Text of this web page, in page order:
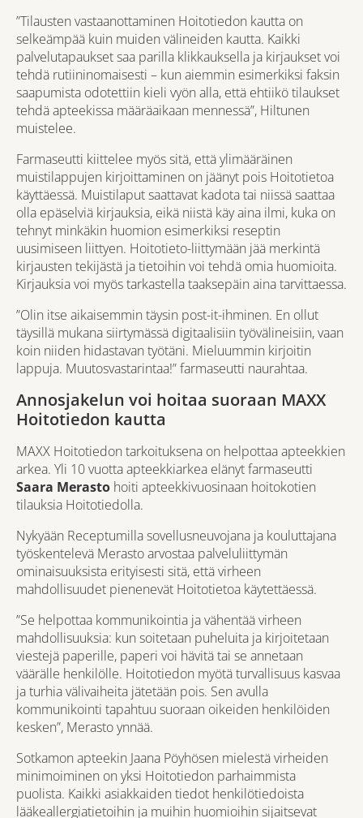
”Tilausten vastaanottaminen Hoitotiedon kautta on
selkeämpää kuin muiden välineiden kautta. Kaikki
palvelutapaukset saa parilla klikkauksella ja kirjaukset voi
tehdä rutiininomaisesti – kun aiemmin esimerkiksi faksin
saapumista odotettiin kieli vyön alla, että ehtiikö tilaukset
tehdä apteekissa määräaikaan mennessä”, Hiltunen
muistelee.
Farmaseutti kiittelee myös sitä, että ylimääräinen
muistilappujen kirjoittaminen on jäänyt pois Hoitotietoa
käyttäessä. Muistilaput saattavat kadota tai niissä saattaa
olla epäselviä kirjauksia, eikä niistä käy aina ilmi, kuka on
tehnyt minkäkin huomion esimerkiksi reseptin
uusimiseen liittyen. Hoitotieto-liittymään jää merkintä
kirjausten tekijästä ja tietoihin voi tehdä omia huomioita.
Kirjauksia voi myös tarkastella taaksepäin aina tarvittaessa.
”Olin itse aikaisemmin täysin post-it-ihminen. En ollut
täysillä mukana siirtymässä digitaalisiin työvälineisiin, vaan
koin niiden hidastavan työtäni. Mieluummin kirjoitin
lappuja. Muutosvastarintaa!” farmaseutti naurahtaa.
Annosjakelun voi hoitaa suoraan MAXX
Hoitotiedon kautta
MAXX Hoitotiedon tarkoituksena on helpottaa apteekkien
arkea. Yli 10 vuotta apteekkiarkea elänyt farmaseutti
Saara Merasto hoiti apteekkivuosinaan hoitokotien
tilauksia Hoitotiedolla.
Nykyään Receptumilla sovellusneuvojana ja kouluttajana
työskentelevä Merasto arvostaa palveluliittymän
ominaisuuksista erityisesti sitä, että virheen
mahdollisuudet pienenevät Hoitotietoa käytettäessä.
”Se helpottaa kommunikointia ja vähentää virheen
mahdollisuuksia: kun soitetaan puheluita ja kirjoitetaan
viestejä paperille, paperi voi hävitä tai se annetaan
väärälle henkilölle. Hoitotiedon myötä turvallisuus kasvaa
ja turhia välivaiheita jätetään pois. Sen avulla
kommunikointi tapahtuu suoraan oikeiden henkilöiden
kesken”, Merasto ynnää.
Sotkamon apteekin Jaana Pöyhösen mielestä virheiden
minimoiminen on yksi Hoitotiedon parhaimmista
puolista. Kaikki asiakkaiden tiedot henkilötiedoista
lääkeallergiatietoihin ja muihin huomioihin sijaitsevat